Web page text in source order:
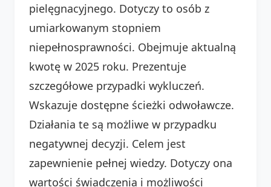
pielęgnacyjnego. Dotyczy to osób z
umiarkowanym stopniem
niepełnosprawności. Obejmuje aktualną
kwotę w 2025 roku. Prezentuje
szczegółowe przypadki wykluczeń.
Wskazuje dostępne ścieżki odwoławcze.
Działania te są możliwe w przypadku
negatywnej decyzji. Celem jest
zapewnienie pełnej wiedzy. Dotyczy ona
wartości świadczenia i możliwości